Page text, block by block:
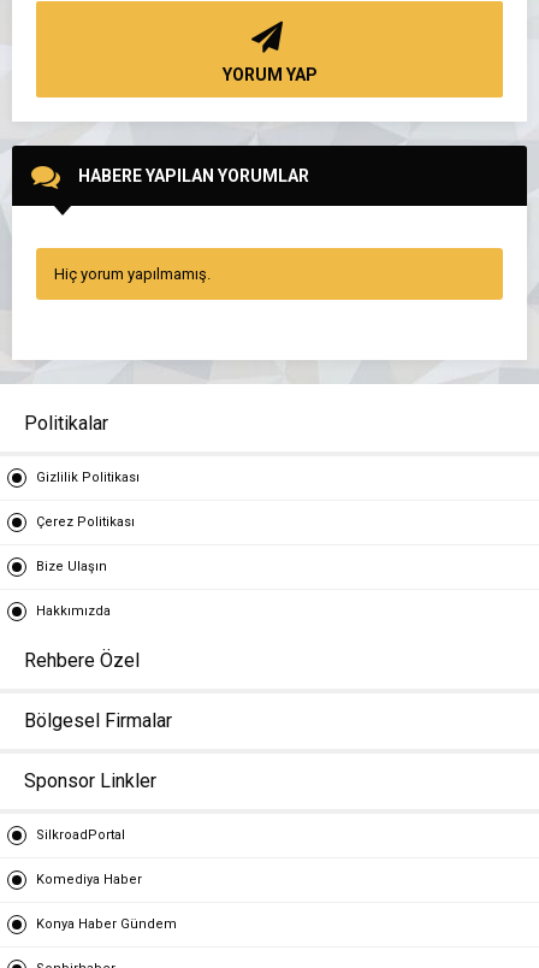
YORUM YAP
HABERE YAPILAN YORUMLAR
Hiç yorum yapılmamış.
Politikalar
Gizlilik Politikası
Çerez Politikası
Bize Ulaşın
Hakkımızda
Rehbere Özel
Bölgesel Firmalar
Sponsor Linkler
SilkroadPortal
Komediya Haber
Konya Haber Gündem